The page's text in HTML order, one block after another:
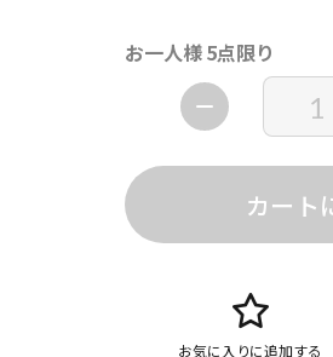
お一人様 5点限り
カート
お気に入りに追加する